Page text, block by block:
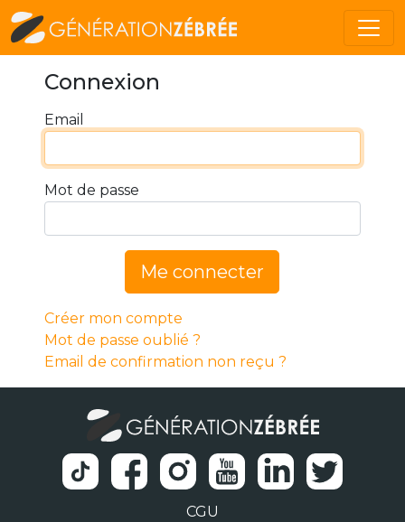
Connexion
Email
Mot de passe
Me connecter
Créer mon compte
Mot de passe oublié ?
Email de confirmation non reçu ?
CGU